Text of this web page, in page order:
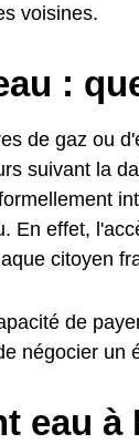
voisines.
:
de gaz ou
suivant la
En effet,
citoyen
de
négocier un
eau à